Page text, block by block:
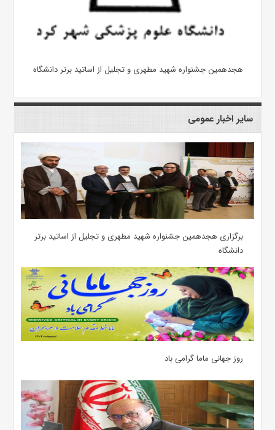
هجدهمین جشنواره شهید مطهری و تجلیل از اساتید برتر دانشگاه
سایر اخبار عمومی
برگزاری هجدهمین جشنواره شهید مطهری و تجلیل از اساتید برتر
دانشگاه
روز جهانی ماما گرامی باد